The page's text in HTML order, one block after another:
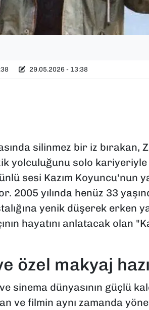
29.05.2026 - 13:38
silinmez bir iz bırakan,
yolculuğunu solo kariyeriyle
sesi Kazım Koyuncu'nun
2005 yılında henüz 33
yenik düşerek erken
hayatını anlatacak olan
özel makyaj
sinema dünyasının güçlü
ve filmin aynı zamanda